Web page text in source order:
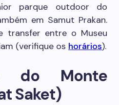
parque outdoor do
em Samut Prakan.
transfer entre o Museu
(verifique os horários).
do Monte
Saket)